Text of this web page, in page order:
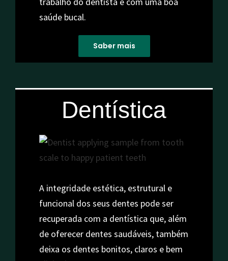
saúde bucal.
Saber mais
Dentística
A integridade estética, estrutural e
funcional dos seus dentes pode ser
recuperada com a dentística que, além
de oferecer dentes saudáveis, também
deixa os dentes bonitos, claros e bem